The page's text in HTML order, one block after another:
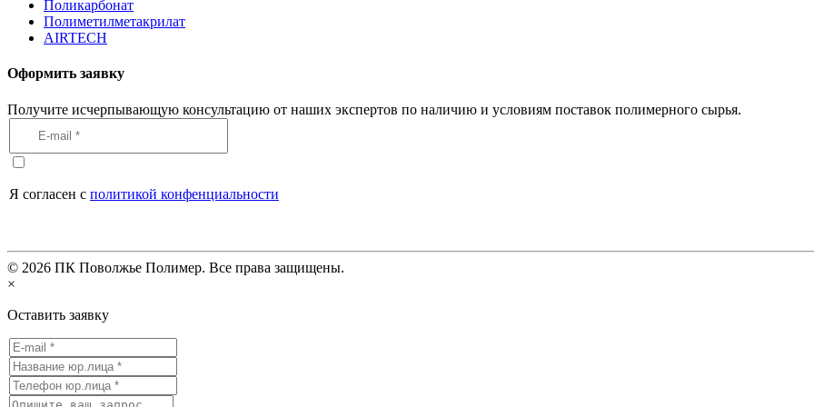
Поликарбонат
Полиметилметакрилат
AIRTECH
Оформить заявку
Получите исчерпывающую консультацию от наших экспертов по наличию и условиям поставок полимерного сырья.
Я согласен с политикой конфенциальности
© 2026 ПК Поволжье Полимер. Все права защищены.
×
Оставить заявку